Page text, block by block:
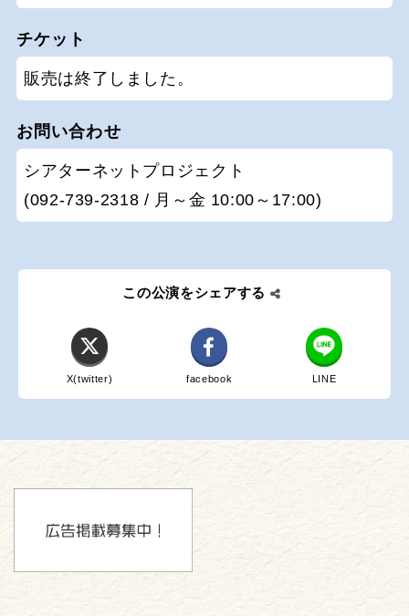
チケット
販売は終了しました。
お問い合わせ
シアターネットプロジェクト
(092-739-2318 / 月～金 10:00～17:00)
この公演をシェアする
X(twitter) facebook LINE